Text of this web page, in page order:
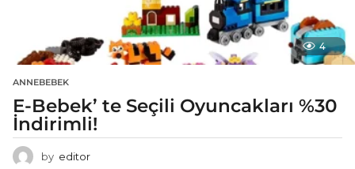
4
ANNEBEBEK
E-Bebek’ te Seçili Oyuncakları %30
İndirimli!
by editor